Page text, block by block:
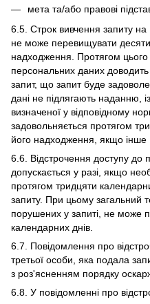
мета та/або правові
6.5. Строк вивчення запиту
не може перевищувати
надходження. Протягом цього
персональних даних
запит, що запит буде
дані не підлягають наданню,
визначеної у відповідному
задовольняється протягом
його надходження, якщо інше
6.6. Відстрочення доступу до
допускається у разі, якщо
протягом тридцяти
запиту. При цьому загальний
порушених у запиті, не може
календарних днів.
6.7. Повідомлення про
третьої особи, яка подала
з роз'ясненням порядку
6.8. У повідомленні про